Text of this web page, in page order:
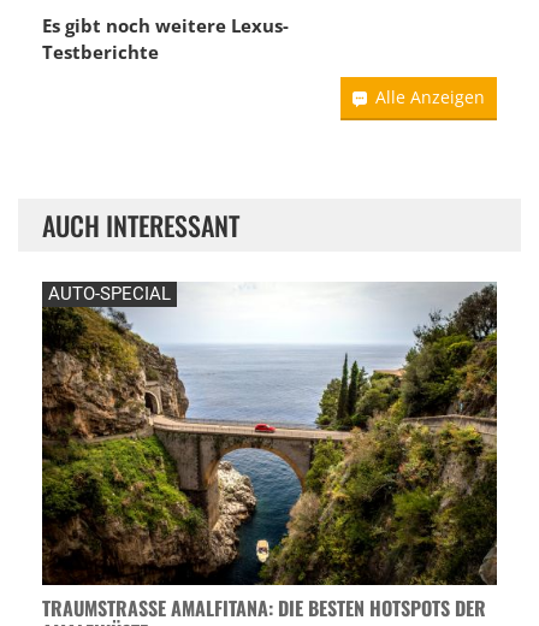
Es gibt noch weitere Lexus-
Testberichte
Alle Anzeigen
AUCH INTERESSANT
AUTO-SPECIAL
TRAUMSTRASSE AMALFITANA: DIE BESTEN HOTSPOTS DER A